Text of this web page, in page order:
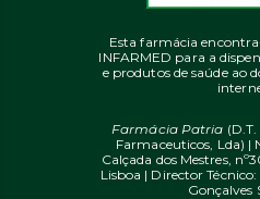
Esta farmácia
INFARMED para a
e produtos de saúde ao
Farmácia Patria
Farmaceuticos, Lda) |
Calçada dos Mestres,
Lisboa | Director
Gonçalves